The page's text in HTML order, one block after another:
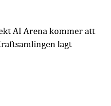
AI Arena kommer att
lagt